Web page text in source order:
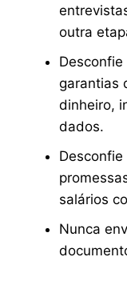
outra
garantias
dinheiro,
dados.
salários
Nunca